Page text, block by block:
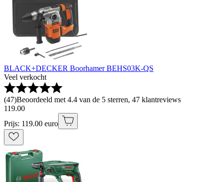
BLACK+DECKER Boorhamer BEHS03K-QS
Veel verkocht
(47)Beoordeeld met 4.4 van de 5 sterren, 47 klantreviews
119.00
Prijs: 119.00 euro